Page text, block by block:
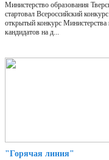
Министерство образования
стартовал Всероссийский
открытый конкурс
кандидатов на д...
"Горячая линия"